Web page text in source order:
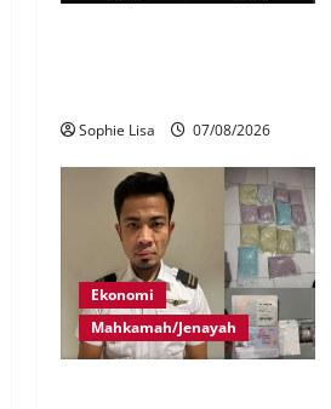
Sophie Lisa 07/08/2026
Ekonomi
Mahkamah/Jenayah